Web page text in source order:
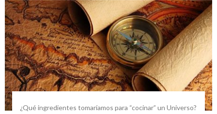
¿Qué ingredientes tomaríamos para “cocinar” un Universo?